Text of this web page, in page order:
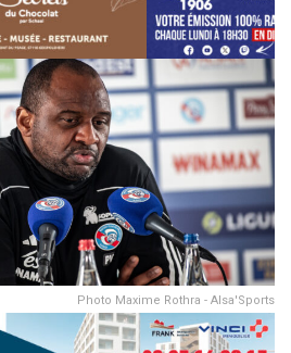
Photo Maxime Rothra - Alsa'Sports